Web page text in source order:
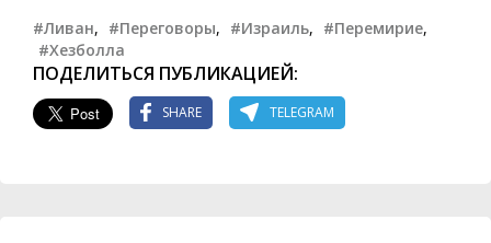
#Ливан, #Переговоры, #Израиль, #Перемирие,
#Хезболла
ПОДЕЛИТЬСЯ ПУБЛИКАЦИЕЙ:
SHARE TELEGRAM